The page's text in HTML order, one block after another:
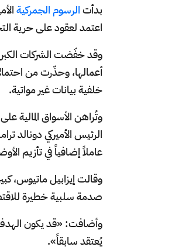
بدأتالرسوم الجمركية
اعتمد لعقود على حرية
وقد خفّضت الشركات
أعمالها، وحذّرت من
خلفية بيانات غير مواتية.
وتُراهن الأسواق المالية
الرئيس الأميركي دونالد
عاملاً إضافياً في تأزيم
وقالت إيزابيل ماتيوس،
صدمة سلبية خطيرة
وأضافت: «قد يكون الهدف
يُعتقد سابقاً».